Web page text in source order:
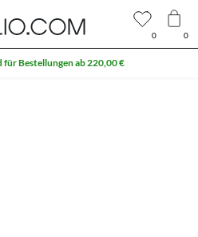
0 0
für Bestellungen ab 220,00 €